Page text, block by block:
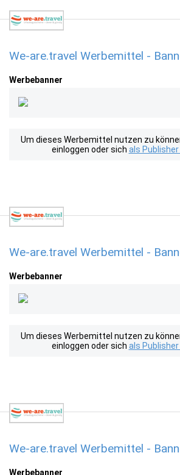
We-are.travel Werbemittel -
Werbebanner
Um dieses Werbemittel nutzen zu
einloggen oder sich als
We-are.travel Werbemittel -
Werbebanner
Um dieses Werbemittel nutzen zu
einloggen oder sich als
We-are.travel Werbemittel -
Werbebanner